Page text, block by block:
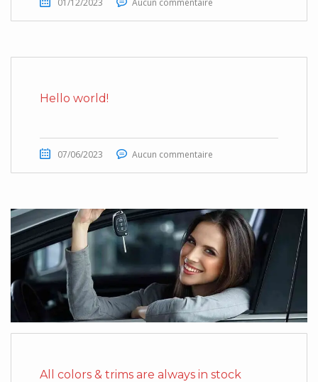
01/12/2023 Aucun commentaire
Hello world!
07/06/2023 Aucun commentaire
All colors & trims are always in stock